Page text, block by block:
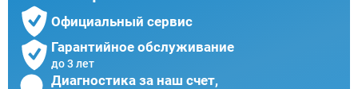
Официальный сервис
Гарантийное обслуживание
до 3 лет
Диагностика за наш счет,